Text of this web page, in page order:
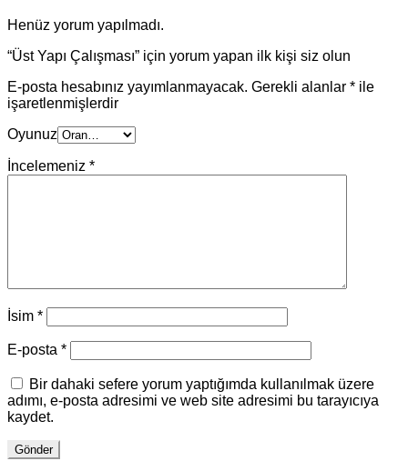
Henüz yorum yapılmadı.
“Üst Yapı Çalışması” için yorum yapan ilk kişi siz olun
E-posta hesabınız yayımlanmayacak. Gerekli alanlar * ile
işaretlenmişlerdir
Oyunuz
İncelemeniz *
İsim *
E-posta *
Bir dahaki sefere yorum yaptığımda kullanılmak üzere
adımı, e-posta adresimi ve web site adresimi bu tarayıcıya
kaydet.